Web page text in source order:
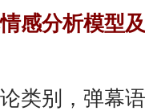
分析模型及
别，弹幕语